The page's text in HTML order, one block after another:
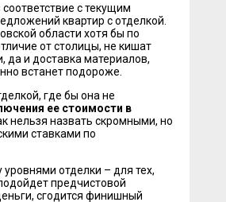
с текущим
квартир с отделкой.
области хотя бы по
от столицы, не кишат
и доставка материалов,
встанет подороже.
где бы она не
ее стоимости в
нельзя назвать скромными, но
ставками по
отделки – для тех,
предчистовой
сгодится финишный